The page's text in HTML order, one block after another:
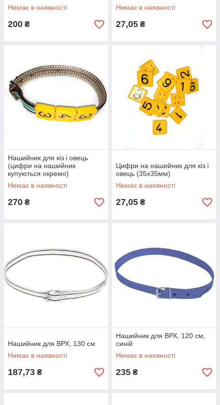
Немає в наявності
200 ₴
Немає в наявності
27,05 ₴
Нашийник для кіз і овець
(цифри на нашийник
купуються окремо)
Немає в наявності
270 ₴
Цифри на нашийник для кіз і
овець (35х35мм)
Немає в наявності
27,05 ₴
Нашийник для ВРХ, 130 см
Немає в наявності
187,73 ₴
Нашийник для ВРХ, 120 см,
синій
Немає в наявності
235 ₴